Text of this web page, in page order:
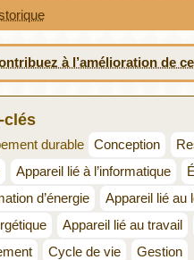
à l’amélioration de
clés
durable Conception
Appareil lié à l’informatique
d’énergie
Appareil lié au
Appareil lié au travail
Cycle de vie
Gestion